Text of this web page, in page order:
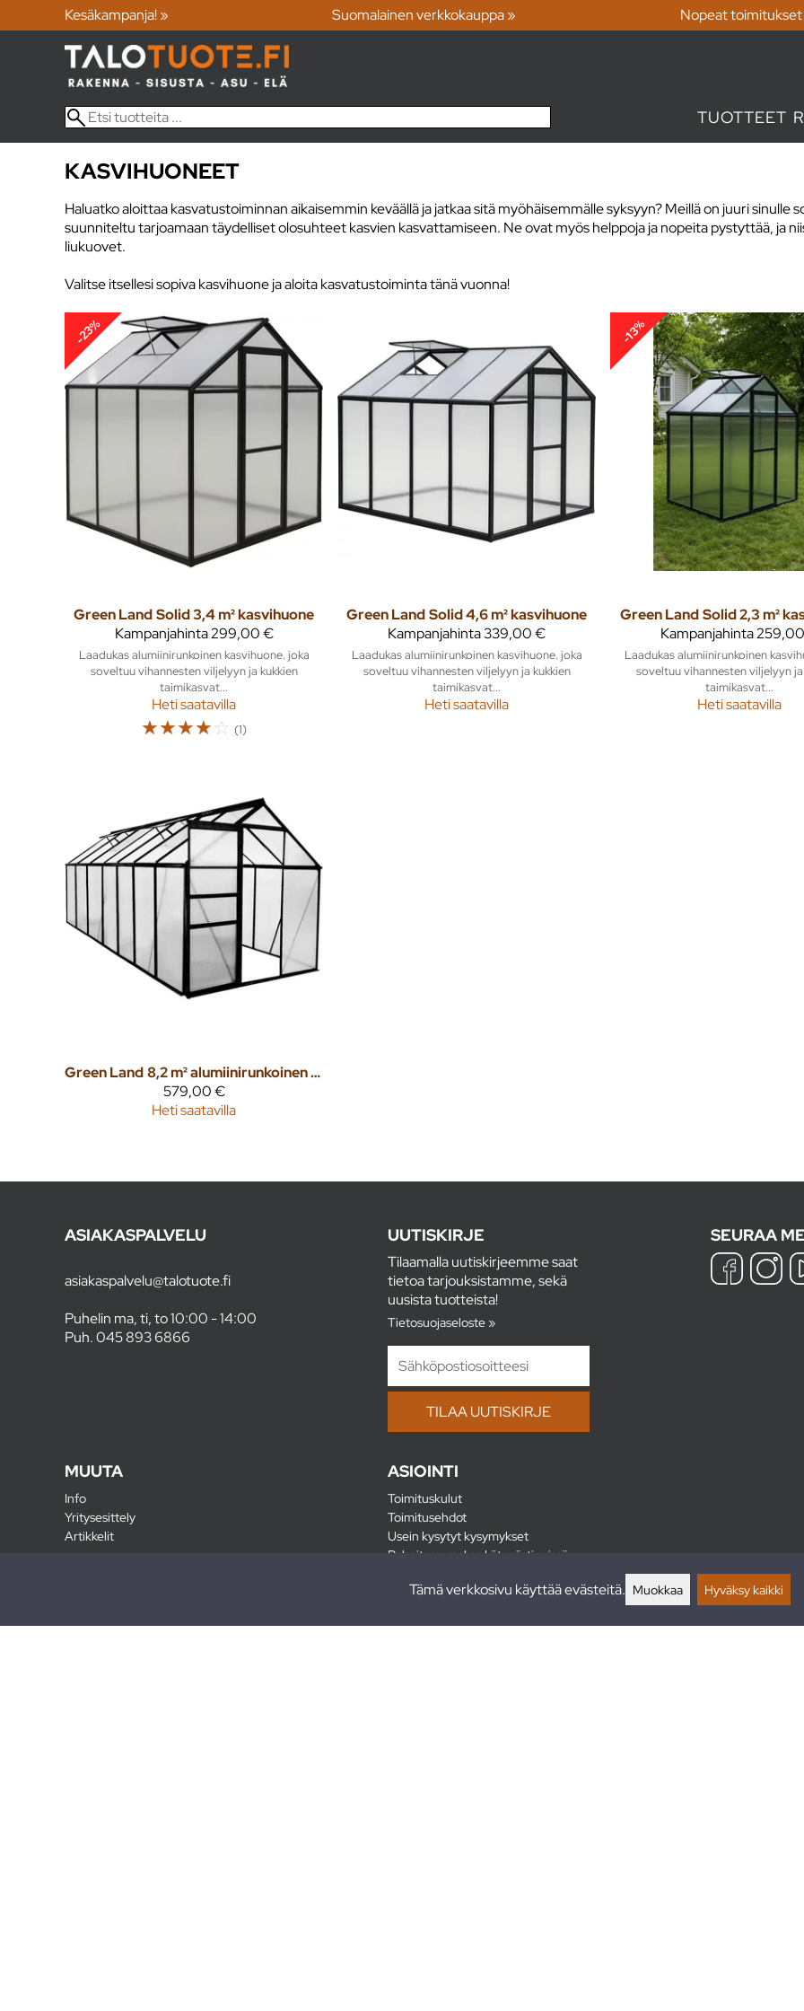
Kesäkampanja! » Suomalainen verkkokauppa » Nopeat
TUOTTEET
KASVIHUONEET
Haluatko aloittaa kasvatustoiminnan aikaisemmin keväällä ja jatkaa sitä myöhäisemmälle syksyyn? Meillä on juuri sinulle
suunniteltu tarjoamaan täydelliset olosuhteet kasvien kasvattamiseen. Ne ovat myös helppoja ja nopeita pystyttää, ja
liukuovet.
Valitse itsellesi sopiva kasvihuone ja aloita kasvatustoiminta tänä vuonna!
-23%
Green LandSolid 3,4 m² kasvihuone
Kampanjahinta299,00 €
Laadukas alumiinirunkoinen kasvihuone. joka
soveltuu vihannesten viljelyyn ja kukkien
taimikasvat...
Heti saatavilla
☆☆☆☆☆ (1)
Green LandSolid 4,6 m² kasvihuone
Kampanjahinta339,00 €
Laadukas alumiinirunkoinen kasvihuone. joka
soveltuu vihannesten viljelyyn ja kukkien
taimikasvat...
Heti saatavilla
-13%
Green LandSolid 2,3 m²
Kampanjahinta
Laadukas alumiinirunkoinen
soveltuu vihannesten viljelyyn
taimikasvat...
Heti saatavilla
Green Land
8,2 m² alumiinirunkoinen kasvihuone
579,00 €
Heti saatavilla
ASIAKASPALVELU
asiakaspalvelu@talotuote.fi
Puhelin ma, ti, to 10:00 - 14:00
Puh.045 893 6866
UUTISKIRJE
Tilaamalla uutiskirjeemme saat
tietoa tarjouksistamme, sekä
uusista tuotteista!
Tietosuojaseloste »
SEURAA
MUUTA
Info
Yritysesittely
Artikkelit
ASIOINTI
Toimituskulut
Toimitusehdot
Usein kysytyt kysymykset
Rahoitus - maksa kätevästi erissä
Tämä verkkosivu käyttää evästeitä. Muokkaa Hyväksy kaikki